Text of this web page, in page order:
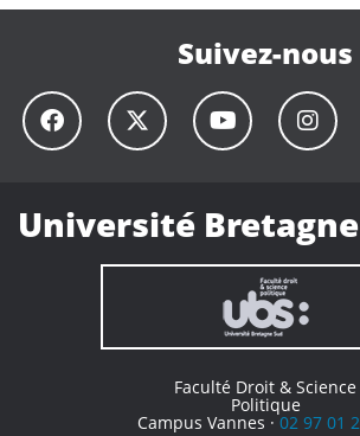
Suivez-nous
Université
Faculté Droit & Science
Politique
Campus Vannes ·02 97 01